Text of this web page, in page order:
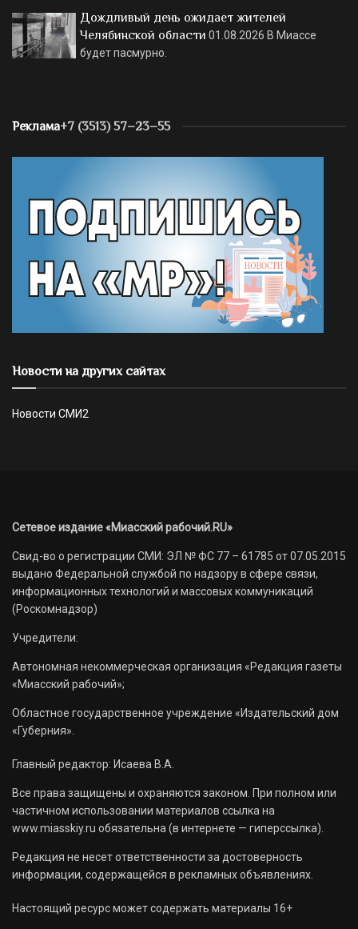
Дождливый день ожидает жителей
Челябинской области 01.08.2026 В Миассе
будет пасмурно.
Реклама+7 (3513) 57–23–55
Новости на других сайтах
Новости СМИ2
Сетевое издание «Миасский рабочий.RU»
Свид-во о регистрации СМИ: ЭЛ № ФС 77 – 61785 от 07.05.2015
выдано Федеральной службой по надзору в сфере связи,
информационных технологий и массовых коммуникаций
(Роскомнадзор)
Учредители:
Автономная некоммерческая организация «Редакция газеты
«Миасский рабочий»;
Областное государственное учреждение «Издательский дом
«Губерния».
Главный редактор: Исаева В.А.
Все права защищены и охраняются законом. При полном или
частичном использовании материалов ссылка на
www.miasskiy.ru обязательна (в интернете — гиперссылка).
Редакция не несет ответственности за достоверность
информации, содержащейся в рекламных объявлениях.
Настоящий ресурс может содержать материалы 16+